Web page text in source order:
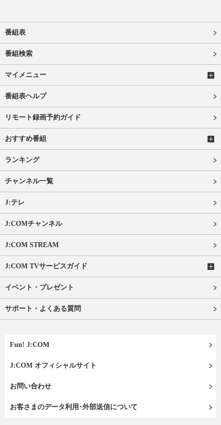
番組表
番組検索
マイメニュー
番組表ヘルプ
リモート録画予約ガイド
おすすめ番組
ランキング
チャンネル一覧
J:テレ
J:COMチャンネル
J:COM STREAM
J:COM TVサービスガイド
イベント・プレゼント
サポート・よくある質問
Fun! J:COM
J:COM オフィシャルサイト
お問い合わせ
お客さまのデータ利用･外部送信について